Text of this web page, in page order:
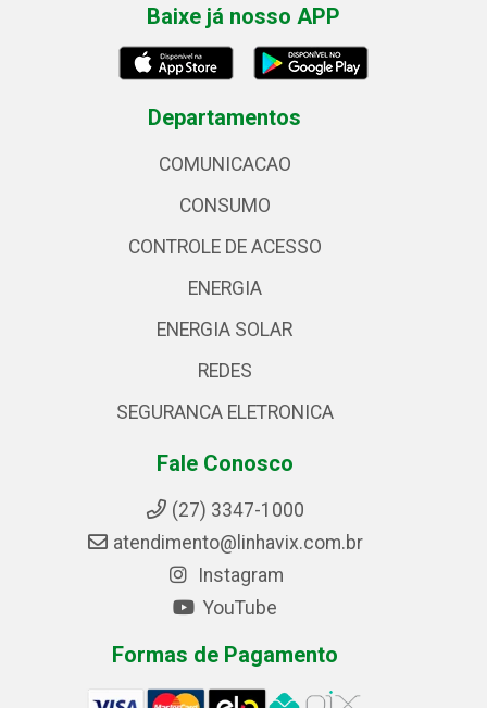
Baixe já nosso APP
Departamentos
COMUNICACAO
CONSUMO
CONTROLE DE ACESSO
ENERGIA
ENERGIA SOLAR
REDES
SEGURANCA ELETRONICA
Fale Conosco
(27) 3347-1000
atendimento@linhavix.com.br
Instagram
YouTube
Formas de Pagamento